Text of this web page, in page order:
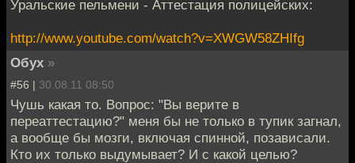
Уральские пельмени - Аттестация полицейских:
http://www.youtube.com/watch?v=XWGW58ZHIfg
Обух »
#56 | 30.08.11 08:50
Чушь какая то. Вопрос: "Вы верите в
переаттестацию?" меня бы не только в тупик загнал,
а вообще бы мозги, включая спинной, позависали.
Кто их только выдумывает? И с какой целью?